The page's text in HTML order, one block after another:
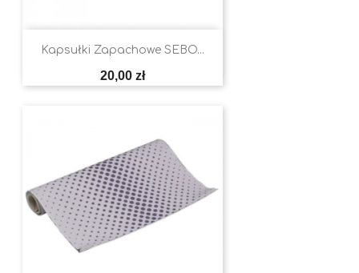
Kapsułki Zapachowe SEBO...
Cena
20,00 zł